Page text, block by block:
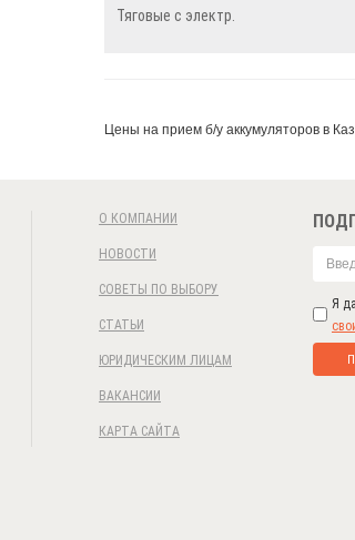
Тяговые с электр.
Цены на прием б/у аккумуляторов в
О КОМПАНИИ
НОВОСТИ
СОВЕТЫ ПО ВЫБОРУ
СТАТЬИ
ЮРИДИЧЕСКИМ ЛИЦАМ
ВАКАНСИИ
КАРТА САЙТА
Я